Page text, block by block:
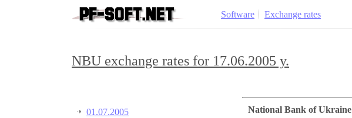
Software Exchange rates
NBU exchange rates for 17.06.2005 y.
01.07.2005
National Bank of Ukraine